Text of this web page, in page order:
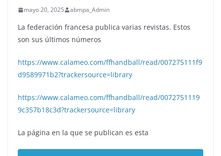
mayo 20, 2025 abmpa_Admin
La federación francesa publica varias revistas. Estos
son sus últimos números
https://www.calameo.com/ffhandball/read/007275111f9
d9589971b2?trackersource=library
https://www.calameo.com/ffhandball/read/0072751119
9c357b18c3d?trackersource=library
La página en la que se publican es esta